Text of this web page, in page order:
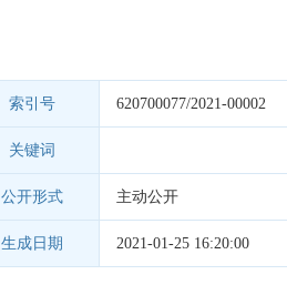
索引号 620700077/2021-00002
关键词
公开形式 主动公开
生成日期 2021-01-25 16:20:00